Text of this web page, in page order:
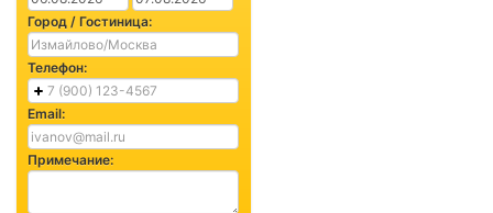
Город / Гостиница:
Телефон:
Email:
Примечание: